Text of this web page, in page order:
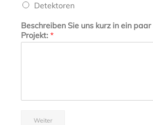
Detektoren
Beschreiben Sie uns kurz in ein
Projekt: *
Weiter